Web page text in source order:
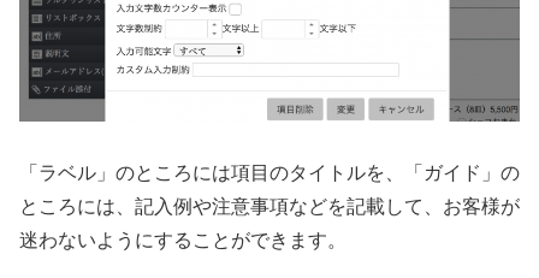
「ラベル」のところには項目のタイトルを、「ガイド」の
ところには、記入例や注意事項などを記載して、お客様が
迷わないようにすることができます。